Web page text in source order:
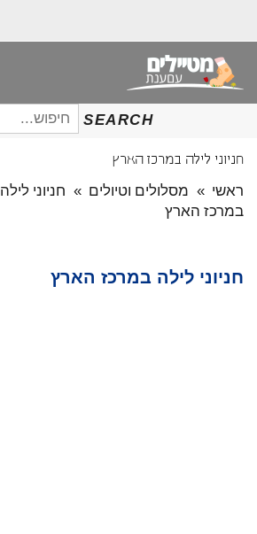
SEARCH
חיפוש
עבור:
חניוני לילה במרכז הארץ
ראשי » מסלולים וטיולים » חניוני לילה
במרכז הארץ
חניוני לילה במרכז הארץ